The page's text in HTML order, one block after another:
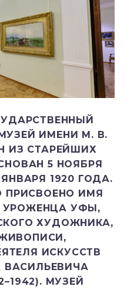
ИМЕНИ М. В.
ИЗ СТАРЕЙШИХ
5 НОЯБРЯ
1920 ГОДА.
ПРИСВОЕНО ИМЯ
УРОЖЕНЦА УФЫ,
ХУДОЖНИКА,
ИСКУССТВ
ВАСИЛЬЕВИЧА
МУЗЕЙ